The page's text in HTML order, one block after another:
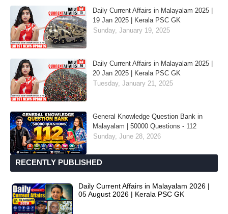
Daily Current Affairs in Malayalam 2025 |
19 Jan 2025 | Kerala PSC GK
Sunday, January 19, 2025
Daily Current Affairs in Malayalam 2025 |
20 Jan 2025 | Kerala PSC GK
Tuesday, January 21, 2025
General Knowledge Question Bank in
Malayalam | 50000 Questions - 112
Sunday, June 28, 2026
RECENTLY PUBLISHED
Daily Current Affairs in Malayalam 2026 |
05 August 2026 | Kerala PSC GK